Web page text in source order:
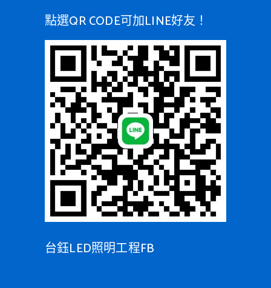
點選QR CODE可加LINE好友！
台鈺LED照明工程FB